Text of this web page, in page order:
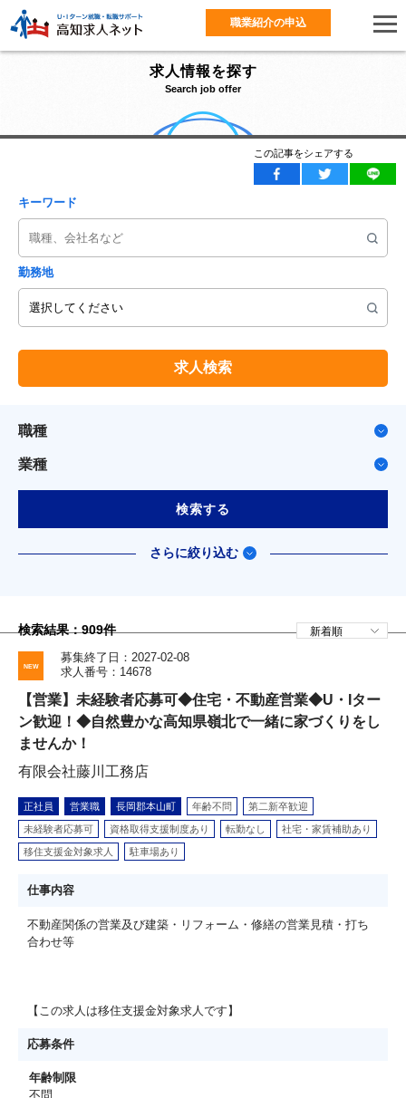
職業紹介の申込
求人情報を探す
Search job offer
この記事をシェアする
キーワード
勤務地
求人検索
職種
業種
検索する
さらに絞り込む
検索結果：909件
募集終了日：2027-02-08
求人番号：14678
【営業】未経験者応募可◆住宅・不動産営業◆U・Iター
ン歓迎！◆自然豊かな高知県嶺北で一緒に家づくりをし
ませんか！
有限会社藤川工務店
正社員 営業職 長岡郡本山町 年齢不問 第二新卒歓迎
未経験者応募可 資格取得支援制度あり 転勤なし 社宅・家賃補助あり
移住支援金対象求人 駐車場あり
仕事内容
不動産関係の営業及び建築・リフォーム・修繕の営業見積・打ち
合わせ等
【この求人は移住支援金対象求人です】
応募条件
年齢制限
不問